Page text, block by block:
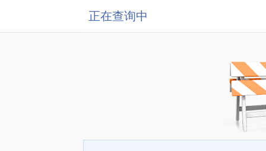
正在查询中